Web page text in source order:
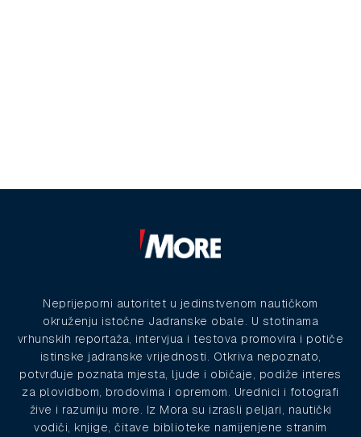
Neprijeporni autoritet u jedinstvenom nautičkom
okruženju istočne Jadranske obale. U stotinama
vrhunskih reportaža, intervjua i testova promovira i potiče
istinske jadranske vrijednosti. Otkriva nepoznato,
potvrđuje poznata mjesta, ljude i običaje, podiže interes
za plovidbom, brodovima i opremom. Urednici i fotografi
žive i razumiju more. Iz Mora su izrasli peljari, nautički
vodiči, knjige, čitave biblioteke namijenjene stranim